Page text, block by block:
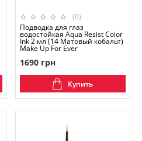
(0)
Подводка для глаз
водостойкая Aqua Resist Color
Ink 2 мл (14 Матовый кобальт)
Make Up For Ever
1690 грн
Купить